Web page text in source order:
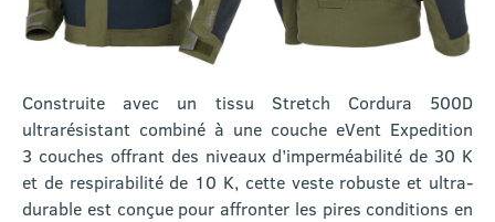
Construite avec un tissu Stretch Cordura 500D
ultrarésistant combiné à une couche eVent Expedition
3 couches offrant des niveaux d’imperméabilité de 30 K
et de respirabilité de 10 K, cette veste robuste et ultra-
durable est conçue pour affronter les pires conditions en